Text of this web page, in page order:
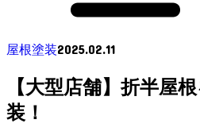
屋根塗装2025.02.11
【大型店舗】折半屋
装！